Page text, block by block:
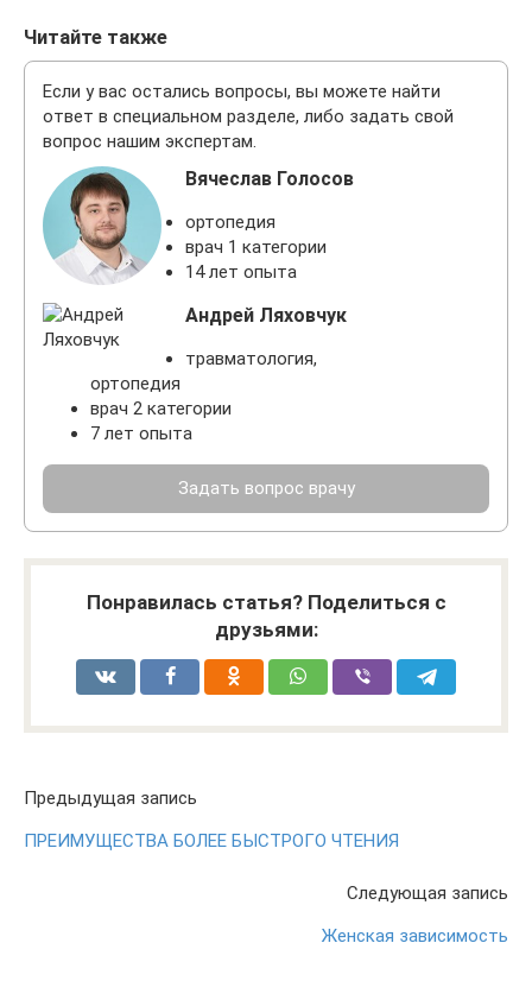
Читайте также
Если у вас остались вопросы, вы можете найти
ответ в специальном разделе, либо задать свой
вопрос нашим экспертам.
Вячеслав Голосов
ортопедия
врач 1 категории
14 лет опыта
Андрей Ляховчук
травматология,
ортопедия
врач 2 категории
7 лет опыта
Задать вопрос врачу
Понравилась статья? Поделиться с
друзьями:
Предыдущая запись
ПРЕИМУЩЕСТВА БОЛЕЕ БЫСТРОГО ЧТЕНИЯ
Следующая запись
Женская зависимость